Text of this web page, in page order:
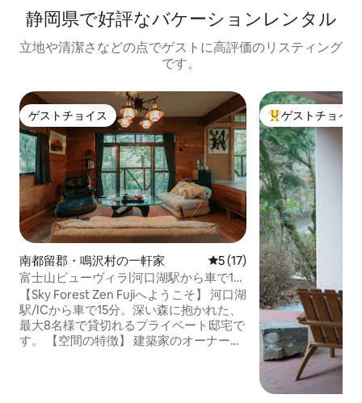
静岡県で好評なバケーションレンタル
立地や清潔さなどの点でゲストに高評価のリスティング
です。
ゲストチョイス
ゲストチョイス
南都留郡・鳴沢村の一軒家 レビュー17件、5つ星中5つ
5 (17)
富士山ビューヴィラ|河口湖駅から車で15
分|最大8名|ベッド10台|Sky Forest Zen
Fuji
【Sky Forest Zen Fujiへようこそ】 河口湖
駅/ICから車で15分。深い森に抱かれた、
最大8名様で貸切れるプライベート邸宅で
す。 【空間の特徴】 建築家のオーナーが
大好評のゲスト
ゲストチョイス